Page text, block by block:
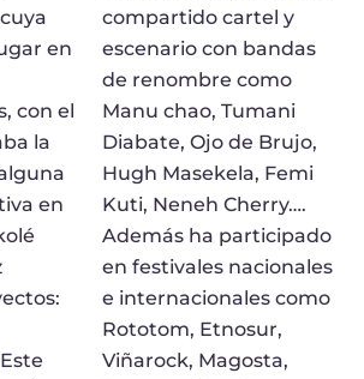
en
con el
la
en
compartido cartel y
escenario con bandas
de renombre como
Manu chao, Tumani
Diabate, Ojo de Brujo,
Hugh Masekela, Femi
Kuti, Neneh Cherry….
Además ha participado
en festivales nacionales
e internacionales como
Rototom, Etnosur,
Viñarock, Magosta,